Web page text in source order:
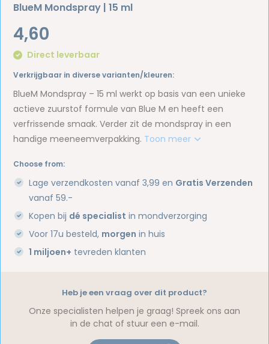
BlueM Mondspray | 15 ml
4,60
Direct leverbaar
Verkrijgbaar in diverse varianten/kleuren:
BlueM Mondspray – 15 ml werkt op basis van een unieke
actieve zuurstof formule van Blue M en heeft een
verfrissende smaak. Verder zit de mondspray in een
handige meeneemverpakking. Toon meer
Choose from:
Lage verzendkosten vanaf 3,99 en Gratis Verzenden
vanaf 59.-
Kopen bij dé specialist in mondverzorging
Voor 17u besteld, morgen in huis
1 miljoen+ tevreden klanten
Heb je een vraag over dit product?
Onze specialisten helpen je graag! Spreek ons aan
in de chat of stuur een e-mail.